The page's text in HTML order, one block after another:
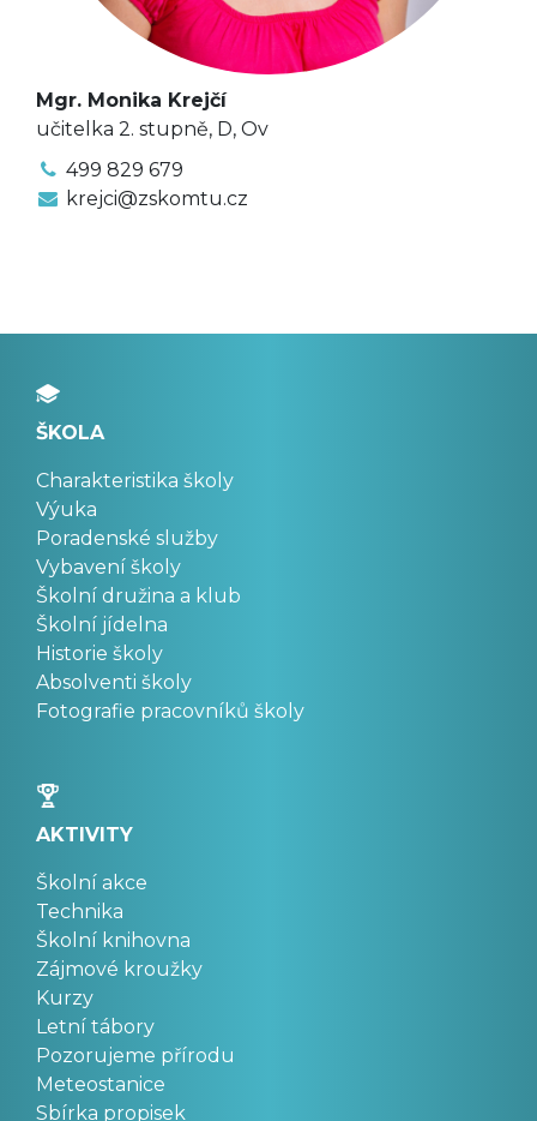
Mgr. Monika Krejčí
učitelka 2. stupně, D, Ov
499 829 679
krejci@zskomtu.cz
ŠKOLA
Charakteristika školy
Výuka
Poradenské služby
Vybavení školy
Školní družina a klub
Školní jídelna
Historie školy
Absolventi školy
Fotografie pracovníků školy
AKTIVITY
Školní akce
Technika
Školní knihovna
Zájmové kroužky
Kurzy
Letní tábory
Pozorujeme přírodu
Meteostanice
Sbírka propisek